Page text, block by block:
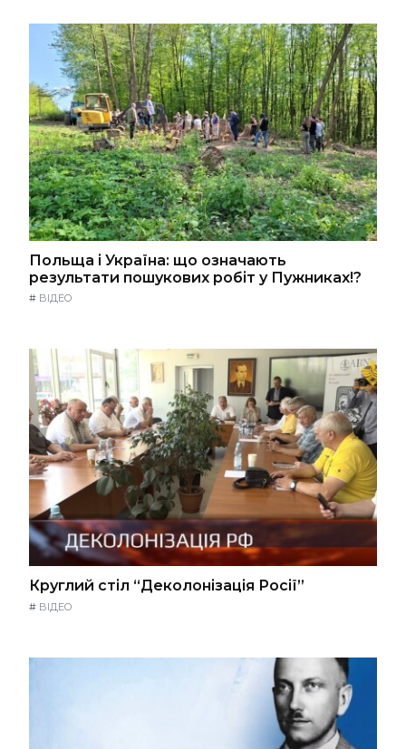
Польща і Україна: що означають
результати пошукових робіт у Пужниках!?
# ВІДЕО
Круглий стіл “Деколонізація Росії”
# ВІДЕО